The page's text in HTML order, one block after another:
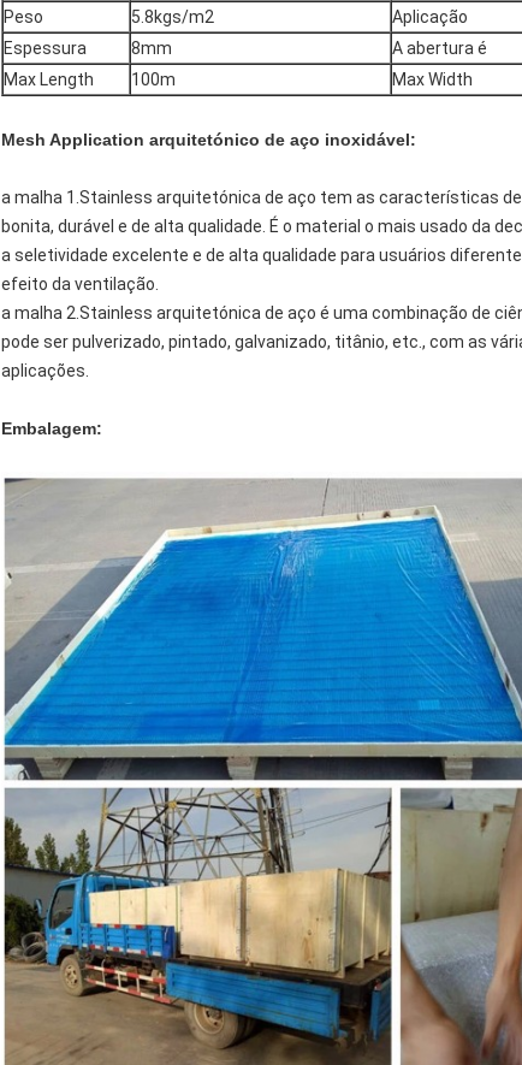
Peso
5.8kgs/m2 Aplicação
Espessura
8mm A abertura é
Max Length
100m Max Width
Mesh Application arquitetónico de aço inoxidável:
a malha 1.Stainless arquitetónica de aço tem as características
bonita, durável e de alta qualidade. É o material o mais usado da
a seletividade excelente e de alta qualidade para usuários
efeito da ventilação.
a malha 2.Stainless arquitetónica de aço é uma combinação de
pode ser pulverizado, pintado, galvanizado, titânio, etc., com as
aplicações.
Embalagem: